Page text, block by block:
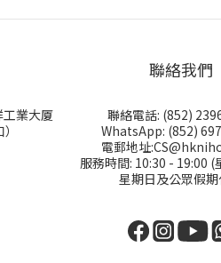
業大厦
聯絡我們
聯絡電話: (852)
WhatsApp: (852)
電郵地址
服務時間: 10:30 - 19:00 (
星期日及公眾假